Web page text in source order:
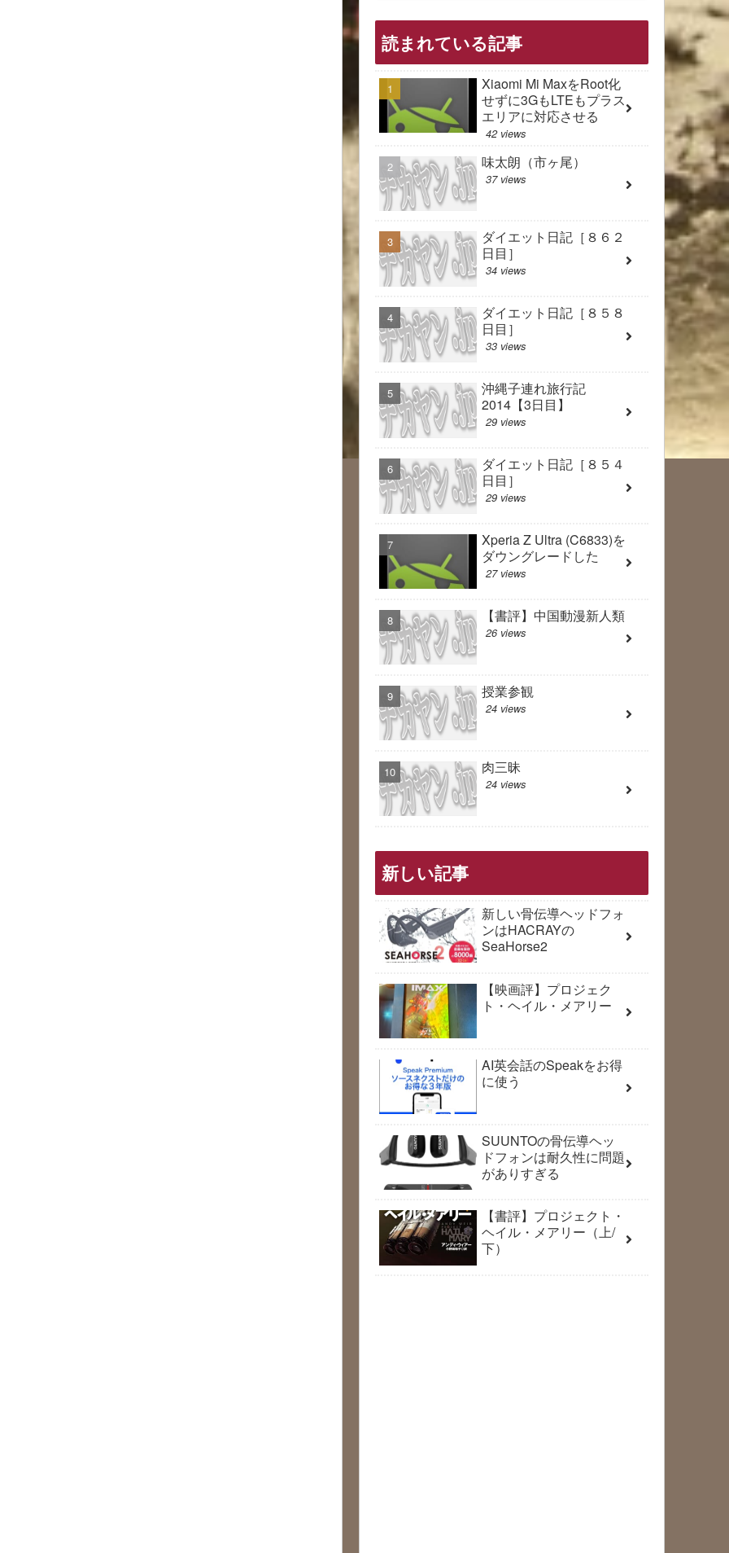
読まれている記事
Xiaomi Mi MaxをRoot化
せずに3GもLTEもプラス
エリアに対応させる
42 views
味太朗（市ヶ尾）
37 views
ダイエット日記［８６２
日目］
34 views
ダイエット日記［８５８
日目］
33 views
沖縄子連れ旅行記
2014【3日目】
29 views
ダイエット日記［８５４
日目］
29 views
Xperia Z Ultra (C6833)を
ダウングレードした
27 views
【書評】中国動漫新人類
26 views
授業参観
24 views
肉三昧
24 views
新しい記事
新しい骨伝導ヘッドフォ
ンはHACRAYの
SeaHorse2
【映画評】プロジェク
ト・ヘイル・メアリー
AI英会話のSpeakをお得
に使う
SUUNTOの骨伝導ヘッ
ドフォンは耐久性に問題
がありすぎる
【書評】プロジェクト・
ヘイル・メアリー（上/
下）